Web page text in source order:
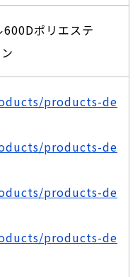
ポリエステ
products-de
products-de
products-de
products-de